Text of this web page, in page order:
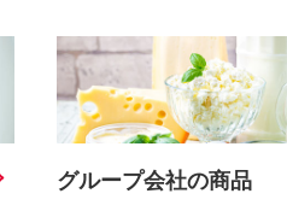
グループ会社の商品